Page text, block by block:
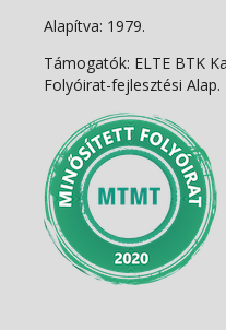
Alapítva: 1979.
Támogatók: ELTE BTK
Folyóirat-fejlesztési Alap.